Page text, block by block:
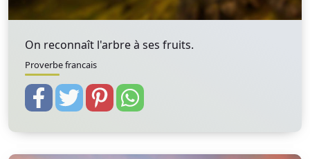
On reconnaît l'arbre à ses fruits.
Proverbe francais